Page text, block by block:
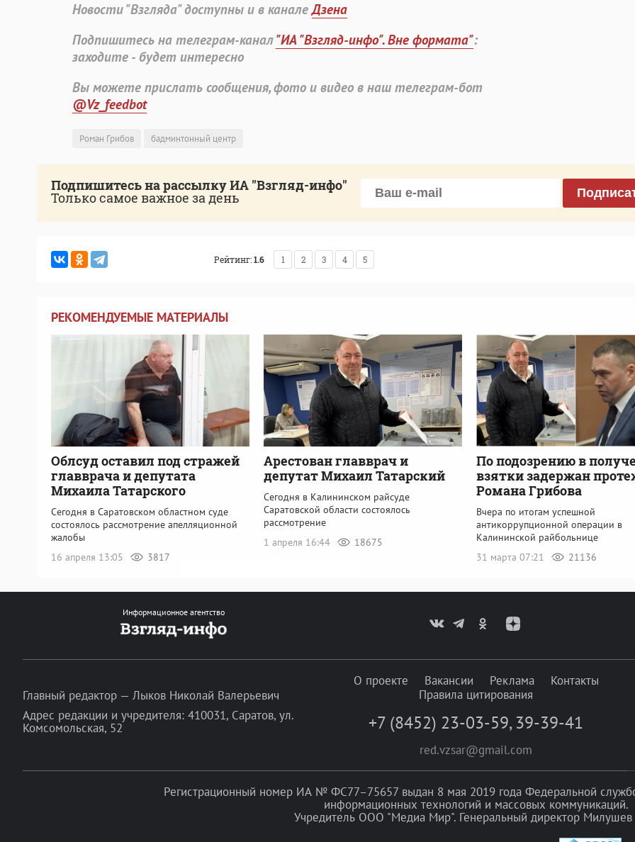
Новости "Взгляда" доступны и в каналеДзена
Подпишитесь на телеграм-канал"ИА "Взгляд-инфо". Вне формата":
заходите - будет интересно
Вы можете прислать сообщения, фото и видео в наш телеграм-бот
@Vz_feedbot
Роман Грибов бадминтонный центр
Подпишитесь на рассылку ИА "Взгляд-инфо"
Только самое важное за день
Рейтинг:1.6 1 2 3 4 5
РЕКОМЕНДУЕМЫЕ МАТЕРИАЛЫ
Облсуд оставил под стражей
главврача и депутата
Михаила Татарского
Сегодня в Саратовском областном суде
состоялось рассмотрение апелляционной
жалобы
16 апреля 13:05
3817
Арестован главврач и
депутат Михаил Татарский
Сегодня в Калининском райсуде
Саратовской области состоялось
рассмотрение
1 апреля 16:44
18675
По подозрению в
взятки задержан
Романа Грибова
Вчера по итогам успешной
антикоррупционной операции в
Калининской райбольнице
31 марта 07:21
21136
Информационное агентство
Главный редактор — Лыков Николай Валерьевич
Адрес редакции и учредителя: 410031, Саратов, ул.
Комсомольская, 52
О проекте Вакансии Реклама
Контакты
Правила цитирования
+7 (8452) 23-03-59, 39-39-41
red.vzsar@gmail.com
Регистрационный номер ИА № ФС77–75657 выдан 8 мая 2019 года Федеральной
информационных технологий и массовых коммуникаций.
Учредитель ООО "Медиа Мир". Генеральный директор